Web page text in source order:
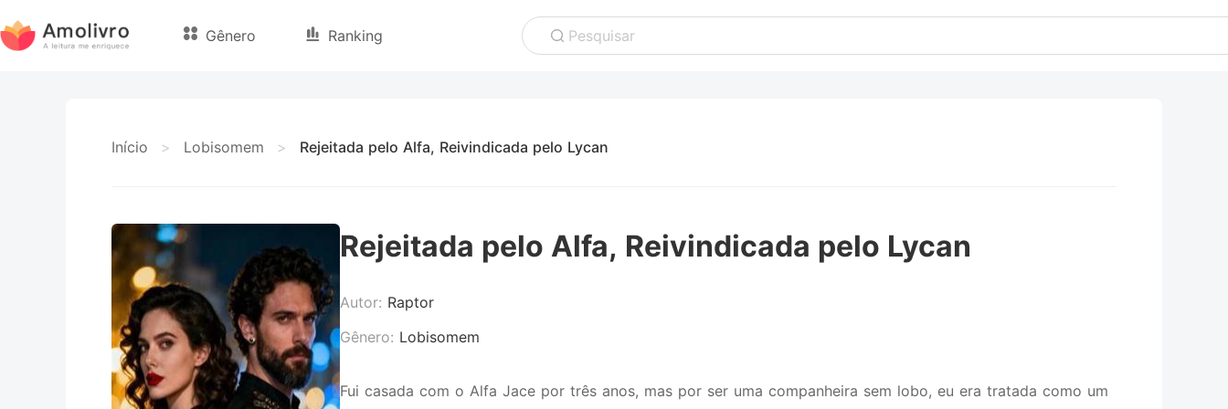
Gênero Ranking Pesquisar
Início > Lobisomem > Rejeitada pelo Alfa, Reivindicada pelo Lycan
Rejeitada pelo Alfa, Reivindicada pelo Lycan
Autor: Raptor
Gênero: Lobisomem
Fui casada com o Alfa Jace por três anos, mas por ser uma companheira sem lobo, eu era tratada como um